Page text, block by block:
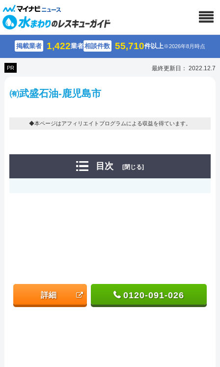
掲載業者 1,422業者相談件数 55,710件以上※2026年8月時点
PR 最終更新日： 2022.12.7
㈲武盛石油-鹿児島市
◆本ページはアフィリエイトプログラムによる収益を得ています。
目次 [閉じる]
詳細 0120-091-026